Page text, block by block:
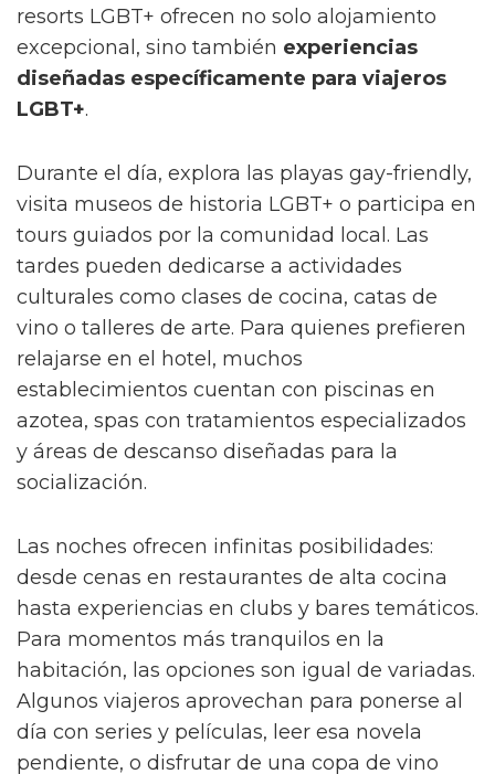
resorts LGBT+ ofrecen no solo alojamiento
excepcional, sino también experiencias
diseñadas específicamente para viajeros
LGBT+.
Durante el día, explora las playas gay-friendly,
visita museos de historia LGBT+ o participa en
tours guiados por la comunidad local. Las
tardes pueden dedicarse a actividades
culturales como clases de cocina, catas de
vino o talleres de arte. Para quienes prefieren
relajarse en el hotel, muchos
establecimientos cuentan con piscinas en
azotea, spas con tratamientos especializados
y áreas de descanso diseñadas para la
socialización.
Las noches ofrecen infinitas posibilidades:
desde cenas en restaurantes de alta cocina
hasta experiencias en clubs y bares temáticos.
Para momentos más tranquilos en la
habitación, las opciones son igual de variadas.
Algunos viajeros aprovechan para ponerse al
día con series y películas, leer esa novela
pendiente, o disfrutar de una copa de vino